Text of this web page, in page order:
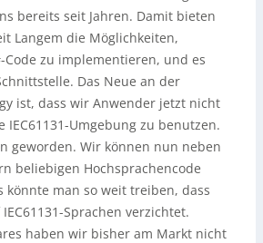
bereits seit Jahren. Damit bieten
Langem die Möglichkeiten,
Code zu implementieren, und es
Das Neue an der
ist, dass wir Anwender jetzt nicht
IEC61131-Umgebung zu benutzen.
geworden. Wir können nun neben
beliebigen Hochsprachencode
könnte man so weit treiben, dass
Sprachen verzichtet.
haben wir bisher am Markt nicht